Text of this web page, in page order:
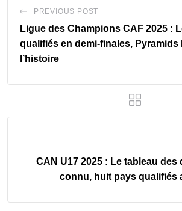
PREVIOUS POST
Ligue des Champions CAF 2025 :
qualifiés en demi-finales, Pyramids
l’histoire
CAN U17 2025 : Le tableau des
connu, huit pays qualifiés